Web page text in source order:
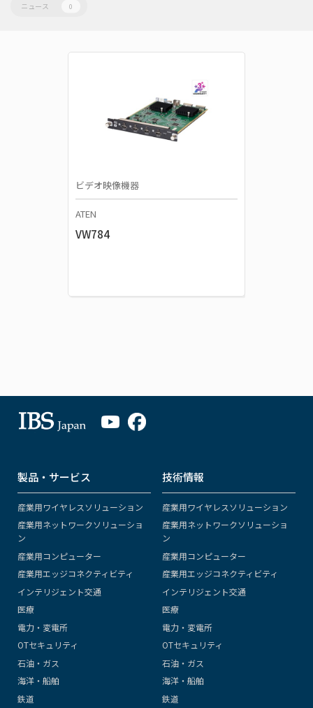
ニュース 0
ビデオ映像機器
ATEN
VW784
製品・サービス
産業用ワイヤレスソリューション
産業用ネットワークソリューショ
ン
産業用コンピューター
産業用エッジコネクティビティ
インテリジェント交通
医療
電力・変電所
OTセキュリティ
石油・ガス
海洋・船舶
鉄道
技術情報
産業用ワイヤレスソリューション
産業用ネットワークソリューショ
ン
産業用コンピューター
産業用エッジコネクティビティ
インテリジェント交通
医療
電力・変電所
OTセキュリティ
石油・ガス
海洋・船舶
鉄道